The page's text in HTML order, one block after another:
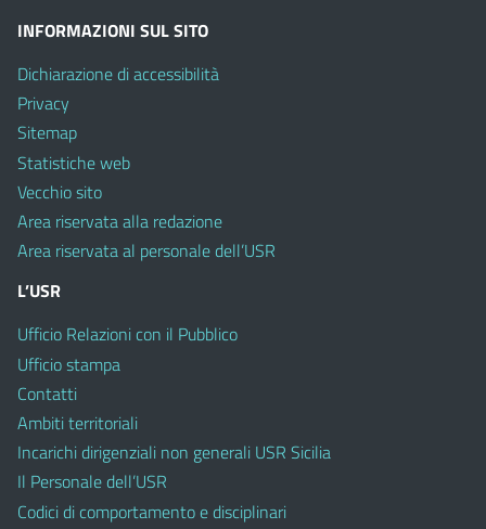
INFORMAZIONI SUL SITO
Dichiarazione di accessibilità
Privacy
Sitemap
Statistiche web
Vecchio sito
Area riservata alla redazione
Area riservata al personale dell’USR
L’USR
Ufficio Relazioni con il Pubblico
Ufficio stampa
Contatti
Ambiti territoriali
Incarichi dirigenziali non generali USR Sicilia
Il Personale dell’USR
Codici di comportamento e disciplinari